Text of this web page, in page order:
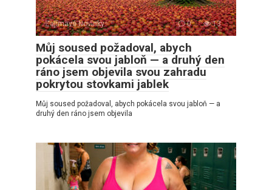
Zajímavé Novinky 0 13
Můj soused požadoval, abych
pokácela svou jabloň — a druhý den
ráno jsem objevila svou zahradu
pokrytou stovkami jablek
Můj soused požadoval, abych pokácela svou jabloň — a
druhý den ráno jsem objevila